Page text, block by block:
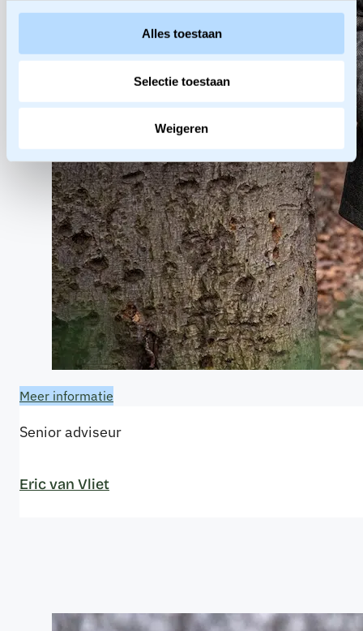
Alles toestaan
Selectie toestaan
Weigeren
Meer informatie
Senior adviseur
Eric van Vliet